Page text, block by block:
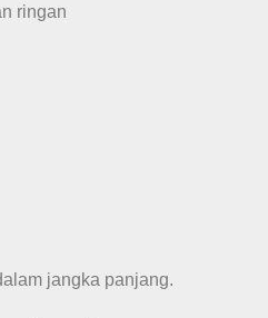
ringan
jangka panjang.